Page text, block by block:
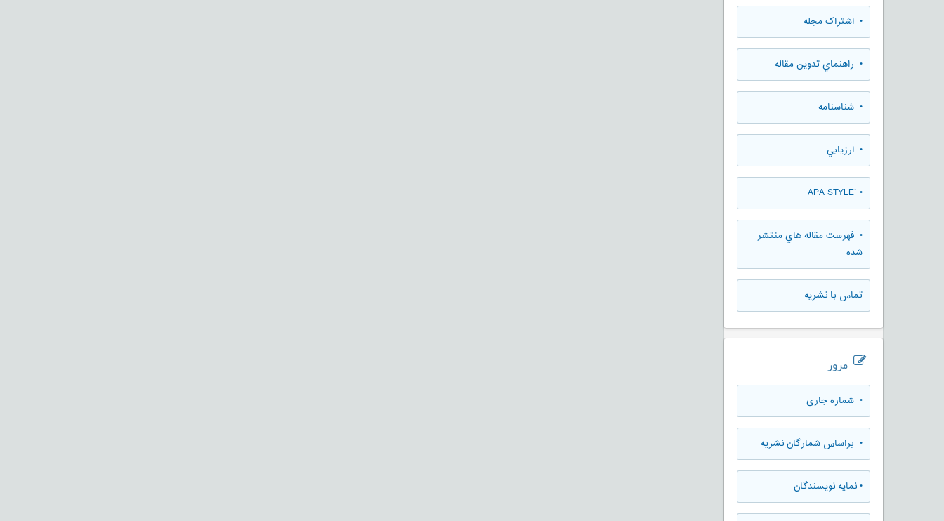
• اشتراک مجله
• راهنماي تدوين مقاله
• شناسنامه
• ارزيابي
• َAPA STYLE
• فهرست مقاله هاي منتشر
شده
تماس با نشریه
مرور
• شماره جاری
• براساس شمارگان نشریه
•نمایه نویسندگان